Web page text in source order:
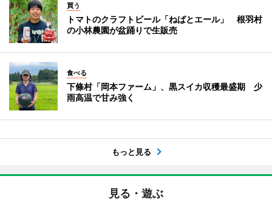
買う
トマトのクラフトビール「ねばとエール」 根羽村
の小林農園が盆踊りで生販売
食べる
下條村「岡本ファーム」、黒スイカ収穫最盛期 少
雨高温で甘み強く
もっと見る
見る・遊ぶ